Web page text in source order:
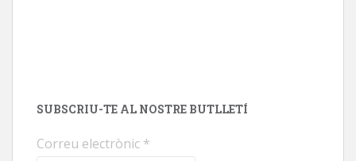
SUBSCRIU-TE AL NOSTRE BUTLLETÍ
Correu electrònic *